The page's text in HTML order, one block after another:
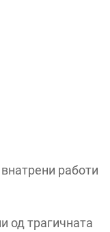
работи
од трагичната